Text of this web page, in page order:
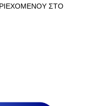
ΣΤΟ